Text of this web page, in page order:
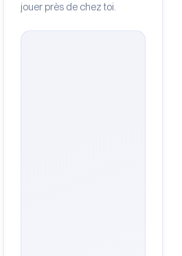
jouer près de chez toi.